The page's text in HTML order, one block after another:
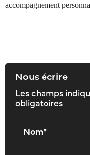
accompagnement
Nous écrire
Les champs
obligatoires
Nom*